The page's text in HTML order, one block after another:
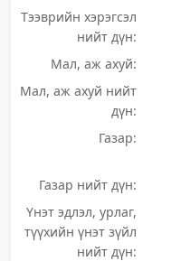
Тээврийн хэрэгсэл
нийт дүн:
Мал, аж ахуй:
Мал, аж ахуй нийт
дүн:
Газар:
Газар нийт дүн:
Үнэт эдлэл, урлаг,
түүхийн үнэт зүйл
нийт дүн: